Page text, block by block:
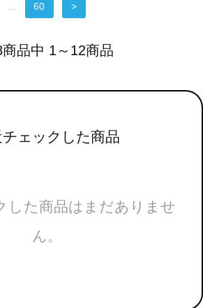
... 60 >
商品中 1～12商品
ェックした商品
した商品はまだありませ
ん。